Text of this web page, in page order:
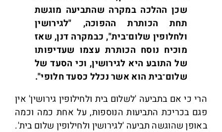
שכן ההלכה במקרה שהתביעה מוגשת
תחת הכותרת ההפוכה, "לגירושין
ולחלופין שלום־בית", כבמקרה דנן, שאז
מוכיח נוסח הכותרת עצמו שעדיפותו
של התובע היא לגירושין, וכי הסעד של
שלום־בית הוא אשר נכלל כסעד חלופי".
הרי כי אם בתביעה 'לשלום בית ולחילופין גירושין' אין
פגם בכריכת התביעות הנוספות, על אחת כמה וכמה
באופן שהוגשה תביעה 'לגירושין ולחילופין שלום בית'.